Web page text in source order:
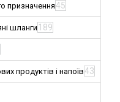
призначення45
шланги 189
продуктів і напоїв43